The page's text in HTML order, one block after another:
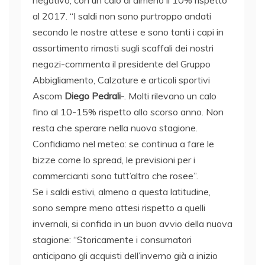
al 2017. “I saldi non sono purtroppo andati
secondo le nostre attese e sono tanti i capi in
assortimento rimasti sugli scaffali dei nostri
negozi-commenta il presidente del Gruppo
Abbigliamento, Calzature e articoli sportivi
Ascom Diego Pedrali-. Molti rilevano un calo
fino al 10-15% rispetto allo scorso anno. Non
resta che sperare nella nuova stagione.
Confidiamo nel meteo: se continua a fare le
bizze come lo spread, le previsioni per i
commercianti sono tutt’altro che rosee”.
Se i saldi estivi, almeno a questa latitudine,
sono sempre meno attesi rispetto a quelli
invernali, si confida in un buon avvio della nuova
stagione: “Storicamente i consumatori
anticipano gli acquisti dell’inverno già a inizio